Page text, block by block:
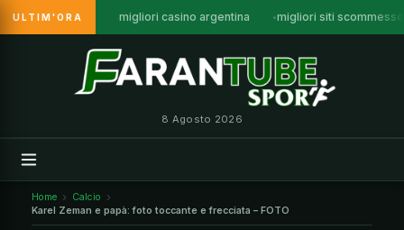
ULTIM'ORA migliori casino argentina migliori siti
8 Agosto 2026
Home
Calcio
Karel Zeman e papà: foto toccante e frecciata – FOTO